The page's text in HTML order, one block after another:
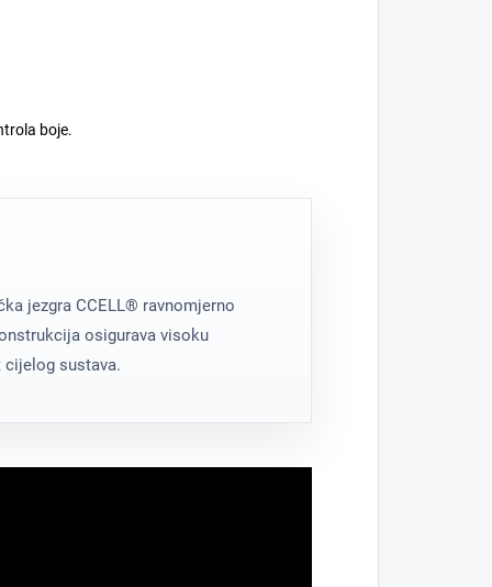
boje.
jezgra CCELL® ravnomjerno
osigurava visoku
sustava.